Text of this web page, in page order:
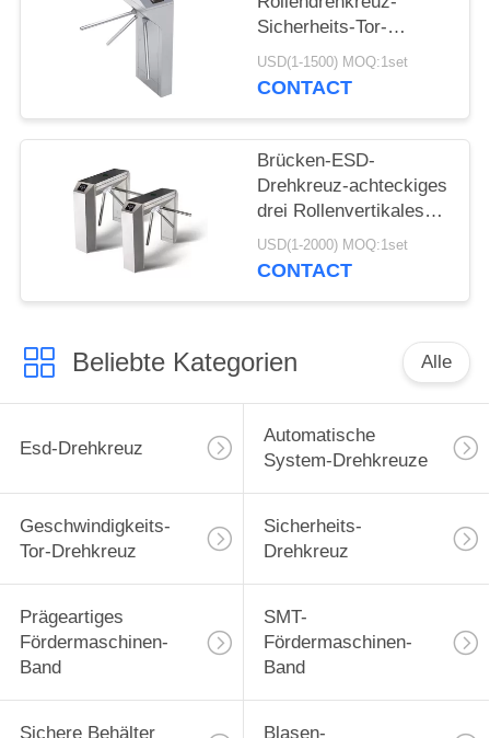
Sicherheits-Tor-
Edelstahl-vertikale Art
USD(1-1500) MOQ:1set
CONTACT
Brücken-ESD-
Drehkreuz-achteckiges
drei Rollenvertikales
Stativ-Drehkreuz
USD(1-2000) MOQ:1set
CONTACT
Beliebte Kategorien Alle
Esd-Drehkreuz
Automatische
System-Drehkreuze
Geschwindigkeits-
Tor-Drehkreuz
Sicherheits-
Drehkreuz
Prägeartiges
Fördermaschinen-
Band
SMT-
Fördermaschinen-
Band
Sichere Behälter Blasen-